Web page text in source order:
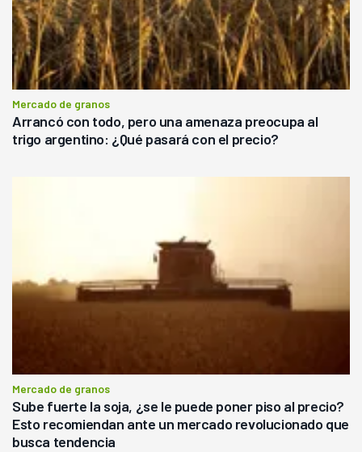
Mercado de granos
Arrancó con todo, pero una amenaza preocupa al
trigo argentino: ¿Qué pasará con el precio?
Mercado de granos
Sube fuerte la soja, ¿se le puede poner piso al precio?
Esto recomiendan ante un mercado revolucionado que
busca tendencia